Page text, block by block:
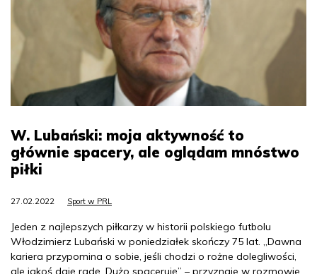
W. Lubański: moja aktywność to
głównie spacery, ale oglądam mnóstwo
piłki
27.02.2022 Sport w PRL
Jeden z najlepszych piłkarzy w historii polskiego futbolu
Włodzimierz Lubański w poniedziałek skończy 75 lat. „Dawna
kariera przypomina o sobie, jeśli chodzi o rożne dolegliwości,
ale jakoś daję radę. Dużo spaceruję” – przyznaje w rozmowie